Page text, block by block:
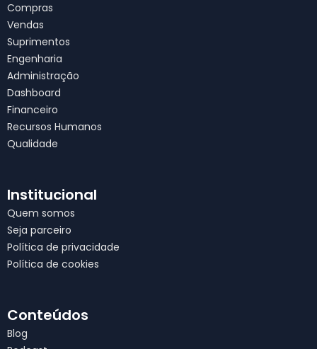
o
k
r
m
Compras
Vendas
Suprimentos
Engenharia
Administração
Dashboard
Financeiro
Recursos Humanos
Qualidade
Institucional
Quem somos
Seja parceiro
Política de privacidade
Política de cookies
Conteúdos
Blog